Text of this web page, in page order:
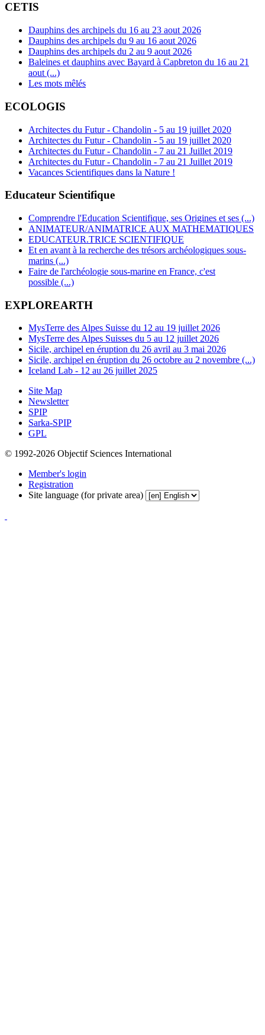
CETIS
Dauphins des archipels du 16 au 23 aout 2026
Dauphins des archipels du 9 au 16 aout 2026
Dauphins des archipels du 2 au 9 aout 2026
Baleines et dauphins avec Bayard à Capbreton du 16 au 21
aout (...)
Les mots mêlés
ECOLOGIS
Architectes du Futur - Chandolin - 5 au 19 juillet 2020
Architectes du Futur - Chandolin - 5 au 19 juillet 2020
Architectes du Futur - Chandolin - 7 au 21 Juillet 2019
Architectes du Futur - Chandolin - 7 au 21 Juillet 2019
Vacances Scientifiques dans la Nature !
Educateur Scientifique
Comprendre l'Education Scientifique, ses Origines et ses (...)
ANIMATEUR/ANIMATRICE AUX MATHEMATIQUES
EDUCATEUR.TRICE SCIENTIFIQUE
Et en avant à la recherche des trésors archéologiques sous-
marins (...)
Faire de l'archéologie sous-marine en France, c'est
possible (...)
EXPLOREARTH
MysTerre des Alpes Suisse du 12 au 19 juillet 2026
MysTerre des Alpes Suisses du 5 au 12 juillet 2026
Sicile, archipel en éruption du 26 avril au 3 mai 2026
Sicile, archipel en éruption du 26 octobre au 2 novembre (...)
Iceland Lab - 12 au 26 juillet 2025
Site Map
Newsletter
SPIP
Sarka-SPIP
GPL
© 1992-2026 Objectif Sciences International
Member's login
Registration
Site language (for private area)